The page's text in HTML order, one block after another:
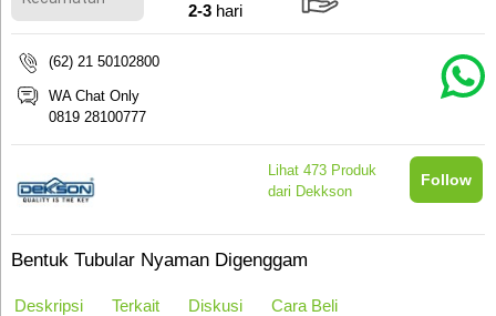
2-3 hari
(62) 21 50102800
WA Chat Only
0819 28100777
Lihat 473 Produk
dari Dekkson
Follow
Bentuk Tubular Nyaman Digenggam
Deskripsi Terkait Diskusi Cara Beli